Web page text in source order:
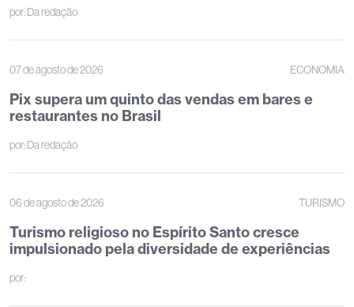
por:Da redação
07 de agosto de 2026 ECONOMIA
Pix supera um quinto das vendas em bares e
restaurantes no Brasil
por:Da redação
06 de agosto de 2026 TURISMO
Turismo religioso no Espírito Santo cresce
impulsionado pela diversidade de experiências
por: